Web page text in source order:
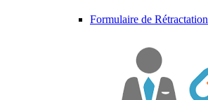
Formulaire de Rétractation